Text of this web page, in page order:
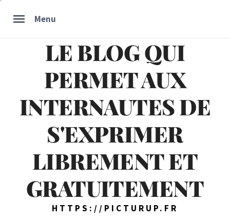
Menu
LE BLOG QUI
PERMET AUX
INTERNAUTES DE
S'EXPRIMER
LIBREMENT ET
GRATUITEMENT
HTTPS://PICTURUP.FR